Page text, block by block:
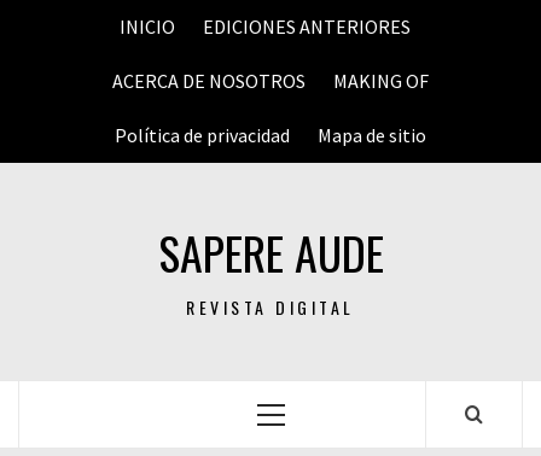
INICIO EDICIONES ANTERIORES
ACERCA DE NOSOTROS MAKING OF
Política de privacidad Mapa de sitio
SAPERE AUDE
REVISTA DIGITAL
Menú